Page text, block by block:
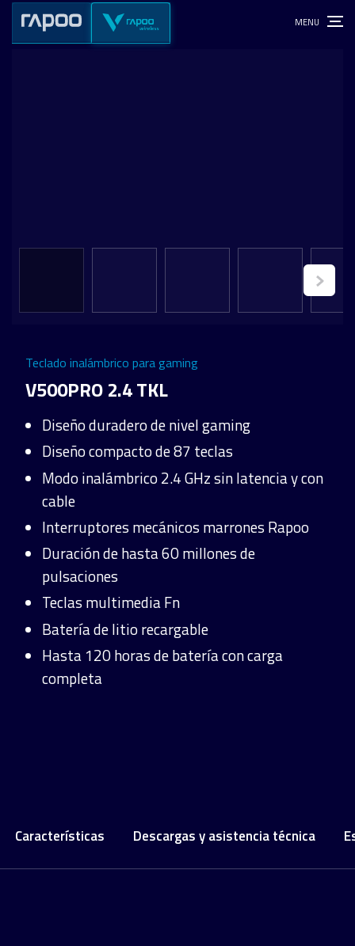
V500PRO 2.4 TKL
Teclado inalámbrico para gaming
Diseño duradero de nivel gaming
Diseño compacto de 87 teclas
Modo inalámbrico 2.4 GHz sin latencia y con
cable
Interruptores mecánicos marrones Rapoo
Duración de hasta 60 millones de
pulsaciones
Teclas multimedia Fn
Batería de litio recargable
Hasta 120 horas de batería con carga
completa
Características Descargas y asistencia técnica